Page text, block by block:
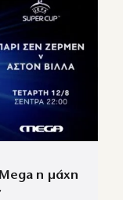
η μάχη